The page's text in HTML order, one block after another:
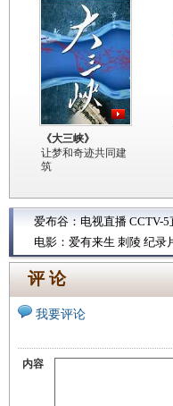
《大三峡》
让梦和奇迹共同建
筑
爱布谷： 电视直播 CCTV-5
电影： 爱有来生 刺陵 纪录
评 论
我要评论
内容